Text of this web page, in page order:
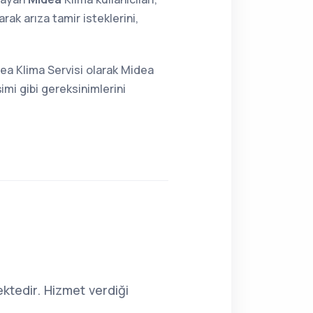
arıza tamir isteklerini,
Klima Servisi olarak Midea
gibi gereksinimlerini
Hizmet verdiği